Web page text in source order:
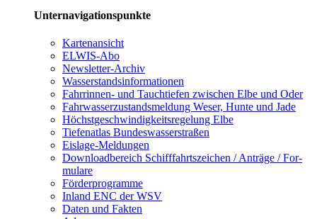
Unternavigationspunkte
Kar­ten­an­sicht
EL­WIS-​Abo
Newslet­ter-​Ar­chiv
Was­ser­stands­in­for­ma­tio­nen
Fahr­rin­nen-​ und Tauch­tie­fen zwi­schen El­be und Oder
Fahr­was­ser­zu­stands­mel­dung We­ser, Hun­te und Ja­de
Höchst­ge­schwin­dig­keits­re­ge­lung El­be
Tie­fe­n­at­las Bun­des­was­ser­stra­ßen
Eis­la­ge-​Mel­dun­gen
Dow­n­load­be­reich Schiff­fahrts­zei­chen / An­trä­ge / For­
mu­la­re
För­der­pro­gram­me
In­land ENC der WSV
Da­ten und Fak­ten